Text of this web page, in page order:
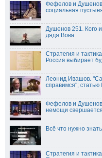
Фефелов и Душенов
социальная
Душенов 251. Кого
дядя Вова
Стратегия и
Россия выбирает
Леонид Ивашов.
справимся";
Фефелов и
немощи свершается
Всё что нужно
Стратегия и